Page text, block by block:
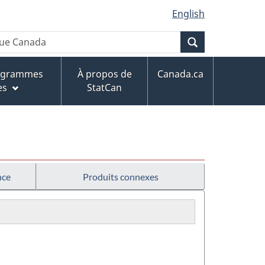
English
À propos de
StatCan
Canada.ca
Produits connexes